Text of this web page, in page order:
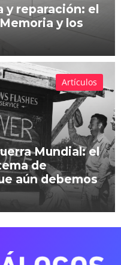
y reparación: el
y los
Mundial: el
de
aún debemos
Artículos